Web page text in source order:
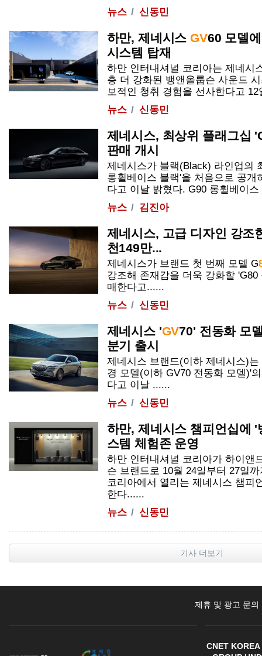
뉴스
신동민
하만, 제네시스GV60 모델
시스템 탑재
하만 인터내셔널 코리아는 제네시
층 더 강화된 뱅앤올룹슨 사운드
보적인 청취 경험을 선사한다고 12
뉴스
신동민
제네시스, 최상위 플래그십
판매 개시
제네시스가 블랙(Black) 라인업의
롱휠베이스 블랙'을 처음으로 공개
다고 이날 밝혔다. G90 롱휠베이
뉴스
김진아
제네시스, 고급 디자인 강조
천149만...
제네시스가 브랜드 첫 번째 모델 G
강조해 존재감을 더욱 강화할 'G80
매한다고......
뉴스
신동민
제네시스 'GV70' 전동화 모
분기 출시
제네시스 브랜드(이하 제네시스)는
경 모델(이하 GV70 전동화 모델)'
다고 이날 ......
뉴스
신동민
하만, 제네시스 챔피언십에
스템 체험존 운영
하만 인터내셔널 코리아가 하이앤
슨 브랜드로 10월 24일부터 27일
코리아에서 열리는 제네시스 챔피
한다......
뉴스
신동민
기사 더보기
제휴 및 광고 문의
CNET